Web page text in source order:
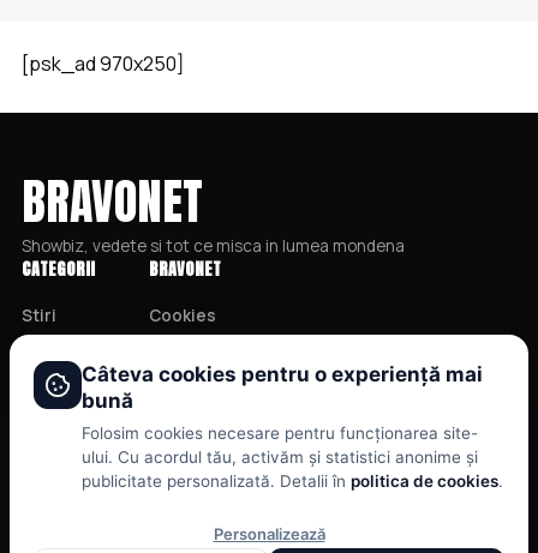
[psk_ad 970x250]
BRAVONET
Showbiz, vedete si tot ce misca in lumea mondena
CATEGORII
Stiri
Publicitate
Lifestyle
Health & Beauty
Casa si Gradina
BRAVONET
Cookies
Politica De Confidentialitate
Termeni și Condiții
Câteva cookies pentru o experiență mai
bună
Folosim cookies necesare pentru funcționarea site-
ului. Cu acordul tău, activăm și statistici anonime și
publicitate personalizată. Detalii în politica de cookies.
Personalizează